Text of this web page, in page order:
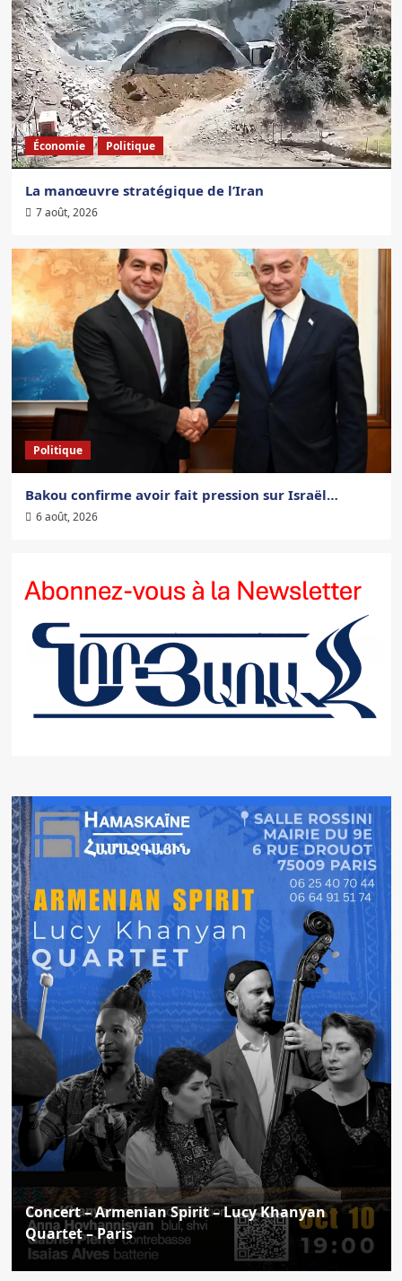
Économie Politique
La manœuvre stratégique de l’Iran
7 août, 2026
Politique
Bakou confirme avoir fait pression sur Israël…
6 août, 2026
Concert – Armenian Spirit – Lucy Khanyan
Quartet – Paris